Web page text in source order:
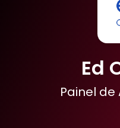
Ed
Painel de